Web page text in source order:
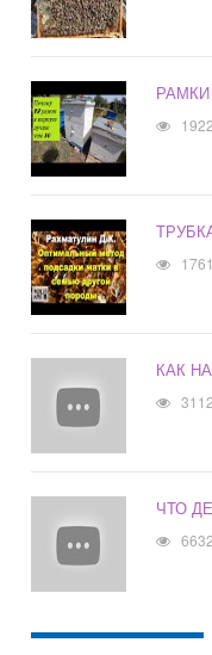
1922
1761
КАК
3112
ЧТО
6632